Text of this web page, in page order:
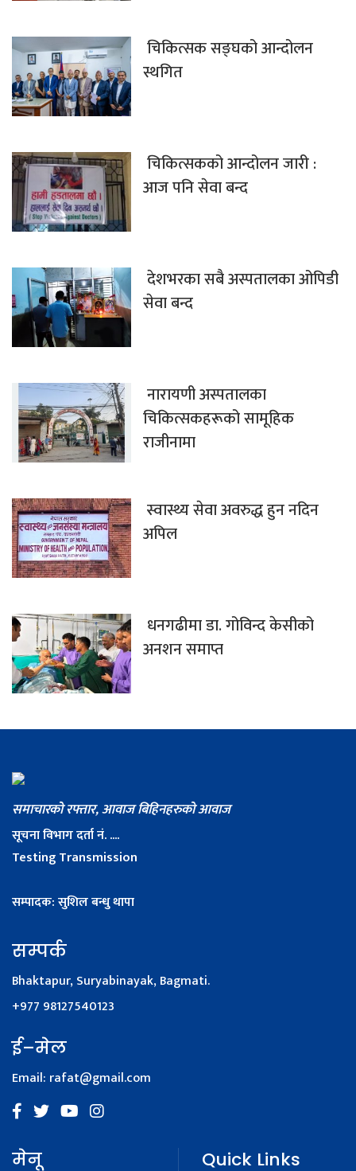
चिकित्सक सङ्घको आन्दोलन
स्थगित
चिकित्सकको आन्दोलन जारी :
आज पनि सेवा बन्द
देशभरका सबै अस्पतालका ओपिडी
सेवा बन्द
नारायणी अस्पतालका
चिकित्सकहरूको सामूहिक
राजीनामा
स्वास्थ्य सेवा अवरुद्ध हुन नदिन
अपिल
धनगढीमा डा. गोविन्द केसीको
अनशन समाप्त
समाचारको रफ्तार, आवाज बिहिनहरुको आवाज
सूचना विभाग दर्ता नं. ....
Testing Transmission
सम्पादक: सुशिल बन्धु थापा
सम्पर्क
Bhaktapur, Suryabinayak, Bagmati.
+977 98127540123
ई–मेल
Email: rafat@gmail.com
मेनू Quick Links